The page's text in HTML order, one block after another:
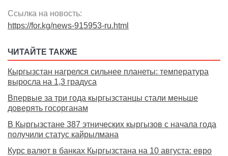
Ссылка на новость:
https://for.kg/news-915953-ru.html
ЧИТАЙТЕ ТАКЖЕ
Кыргызстан нагрелся сильнее планеты: температура
выросла на 1,3 градуса
Впервые за три года кыргызстанцы стали меньше
доверять госорганам
В Кыргызстане 387 этнических кыргызов с начала года
получили статус кайрылмана
Курс валют в банках Кыргызстана на 10 августа: евро